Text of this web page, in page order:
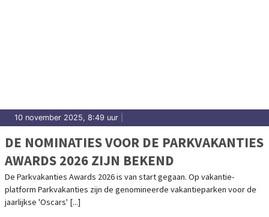
10 november 2025, 8:49 uur
DE NOMINATIES VOOR DE PARKVAKANTIES
AWARDS 2026 ZIJN BEKEND
De Parkvakanties Awards 2026 is van start gegaan. Op vakantie-
platform Parkvakanties zijn de genomineerde vakantieparken voor de
jaarlijkse 'Oscars' [...]